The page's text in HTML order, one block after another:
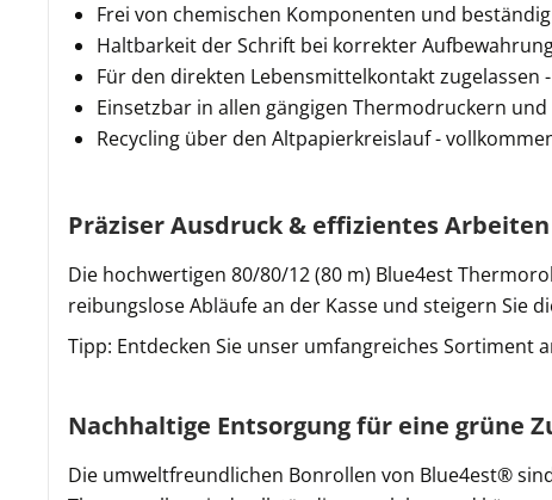
Frei von chemischen Komponenten und
Haltbarkeit der Schrift bei korrekter
Für den direkten Lebensmittelkontakt
Einsetzbar in allen gängigen Thermodruckern
Recycling über den Altpapierkreislauf -
Präziser Ausdruck & effizientes
Die hochwertigen 80/80/12 (80 m) Blue4est
reibungslose Abläufe an der Kasse und steigern Sie
Tipp: Entdecken Sie unser umfangreiches
Nachhaltige Entsorgung für eine grüne
Die umweltfreundlichen Bonrollen von Blue4est®